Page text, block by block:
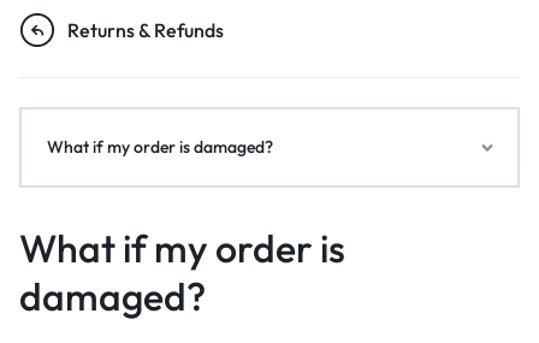
Returns & Refunds
What if my order is
damaged?
What if my order is damaged?